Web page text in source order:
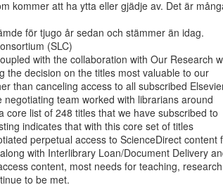
för tjugo år sedan och stämmer än idag.
(SLC)
with the collaboration with Our Research
the decision on the titles most valuable to our
than canceling access to all subscribed
negotiating team worked with librarians around
core list of 248 titles that we have subscribed to
indicates that with this core set of titles
perpetual access to ScienceDirect content
with Interlibrary Loan/Document Delivery
content, most needs for teaching,